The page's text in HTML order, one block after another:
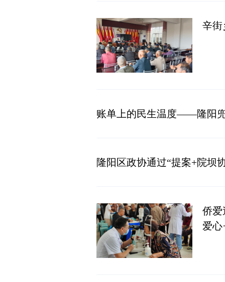
辛街
账单上的民生温度——隆阳
隆阳区政协通过“提案+院坝
侨
爱心